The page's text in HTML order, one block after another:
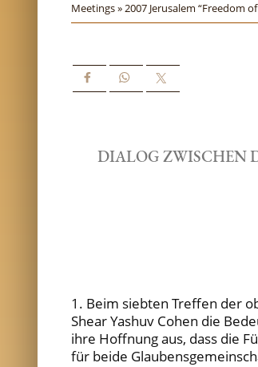
Meetings »2007 Jerusalem “Freedom
DIALOG ZWISCHEN
1. Beim siebten Treffen der
Shear Yashuv Cohen die
ihre Hoffnung aus, dass die
für beide